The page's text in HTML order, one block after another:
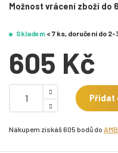
Možnost vrácení zboží do
Skladem < 7 ks, doručení do 2-
605 Kč
Přidat
Nákupem získáš 605 bodů do